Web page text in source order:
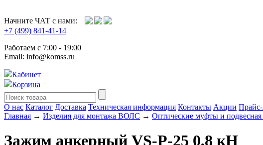
Начните ЧАТ с нами:
+7 (499) 841-41-14
Работаем с 7:00 - 19:00
Email: info@komss.ru
Кабинет
Корзина
О нас Каталог Доставка Техническая информация Контакты Акции
Главная → Изделия для монтажа ВОЛС → Оптические муфты и
Зажим анкерный VS-P-25 0,8 кН